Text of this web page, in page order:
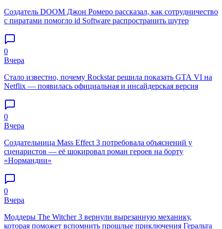
Создатель DOOM Джон Ромеро рассказал, как сотрудничество
с пиратами помогло id Software распространить шутер
0
Вчера
Стало известно, почему Rockstar решила показать GTA VI на
Netflix — появилась официальная и инсайдерская версия
0
Вчера
Создательница Mass Effect 3 потребовала объяснений у
сценаристов — её шокировал роман героев на борту
«Нормандии»
0
Вчера
Моддеры The Witcher 3 вернули вырезанную механику,
которая поможет вспомнить прошлые приключения Геральта